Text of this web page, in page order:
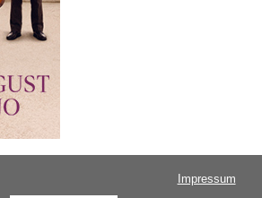
Impressum